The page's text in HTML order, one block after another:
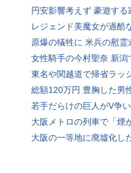
円安影響考えず 豪遊する
レジェンド美魔女が過酷
原爆の犠牲に 米兵の慰霊
女性騎手の今村聖奈 新潟
東名や関越道で帰省ラッ
総額120万円 豊胸した男
若手だらけの巨人がV争
大阪メトロの列車で「煙
大阪の一等地に廃墟化し